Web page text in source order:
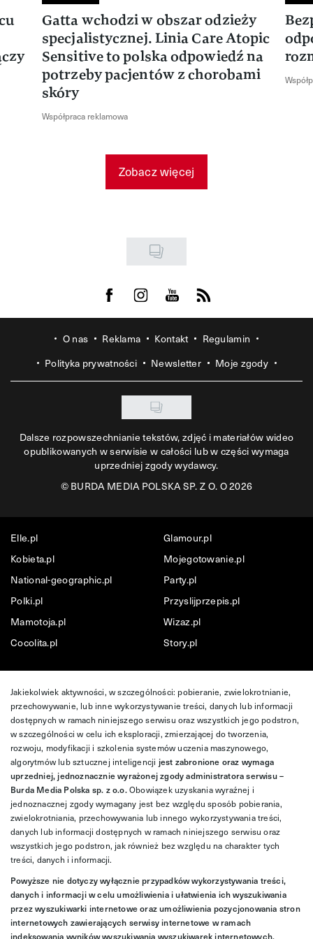
Gatta wchodzi w obszar odzieży
specjalistycznej. Linia Care Atopic
Sensitive to polska odpowiedź na
potrzeby pacjentów z chorobami
skóry
Współpraca reklamowa
Zobacz więcej
Visit us on Facebook
Visit us on Instagram
Visit us on Youtube
Visit us on Rss
O nas Reklama Kontakt
Regulamin
Polityka prywatności
Newsletter Moje zgody
Dalsze rozpowszechnianie tekstów, zdjęć i materiałów wideo
opublikowanych w serwisie w całości lub w części wymaga
uprzedniej zgody wydawcy.
©BURDA MEDIA POLSKA SP. Z O. O 2026
Elle.pl
Glamour.pl
Kobieta.pl
Mojegotowanie.pl
National-geographic.pl
Party.pl
Polki.pl
Przyslijprzepis.pl
Mamotoja.pl
Wizaz.pl
Cocolita.pl
Story.pl
Jakiekolwiek aktywności, w szczególności: pobieranie, zwielokrotnianie,
przechowywanie, lub inne wykorzystywanie treści, danych lub informacji
dostępnych w ramach niniejszego serwisu oraz wszystkich jego podstron,
w szczególności w celu ich eksploracji, zmierzającej do tworzenia,
rozwoju, modyfikacji i szkolenia systemów uczenia maszynowego,
algorytmów lub sztucznej inteligencji jest zabronione oraz wymaga
uprzedniej, jednoznacznie wyrażonej zgody administratora serwisu –
Burda Media Polska sp. z o.o.Obowiązek uzyskania wyraźnej i
jednoznacznej zgody wymagany jest bez względu sposób pobierania,
zwielokrotniania, przechowywania lub innego wykorzystywania treści,
danych lub informacji dostępnych w ramach niniejszego serwisu oraz
wszystkich jego podstron, jak również bez względu na charakter tych
treści, danych i informacji.
Powyższe nie dotyczy wyłącznie przypadków wykorzystywania treści,
danych i informacji w celu umożliwienia i ułatwienia ich wyszukiwania
przez wyszukiwarki internetowe oraz umożliwienia pozycjonowania stron
internetowych zawierających serwisy internetowe w ramach
indeksowania wyników wyszukiwania wyszukiwarek internetowych.